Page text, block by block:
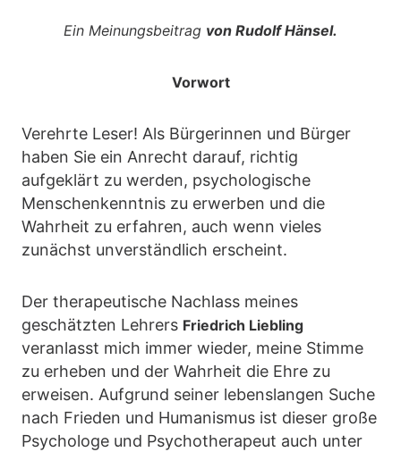
Ein Meinungsbeitrag von Rudolf Hänsel.
Vorwort
Verehrte Leser! Als Bürgerinnen und Bürger
haben Sie ein Anrecht darauf, richtig
aufgeklärt zu werden, psychologische
Menschenkenntnis zu erwerben und die
Wahrheit zu erfahren, auch wenn vieles
zunächst unverständlich erscheint.
Der therapeutische Nachlass meines
geschätzten Lehrers Friedrich Liebling
veranlasst mich immer wieder, meine Stimme
zu erheben und der Wahrheit die Ehre zu
erweisen. Aufgrund seiner lebenslangen Suche
nach Frieden und Humanismus ist dieser große
Psychologe und Psychotherapeut auch unter